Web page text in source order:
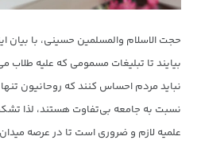
حجت الاسلام والمسلمین حسینی، با بیان
بیایند تا تبلیغات مسمومی که علیه طلاب
نباید مردم احساس کنند که روحانیون
نسبت به جامعه بی‌تفاوت هستند، لذا
علمیه لازم و ضروری است تا در عرصه